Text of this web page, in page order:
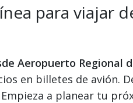
para viajar
Aeropuerto Regional
en billetes de avión.
a planear tu